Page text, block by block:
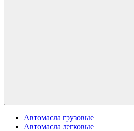
Автомасла грузовые
Автомасла легковые